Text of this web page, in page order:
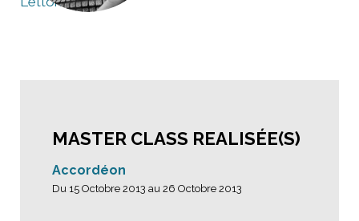
MASTER CLASS REALISÉE(S)
Accordéon
Du 15 Octobre 2013 au 26 Octobre 2013